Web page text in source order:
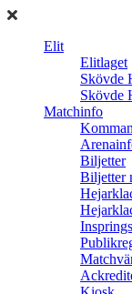
Elit
Elitlaget
Skövde
Skövde
Matchinfo
Biljetter
Biljetter